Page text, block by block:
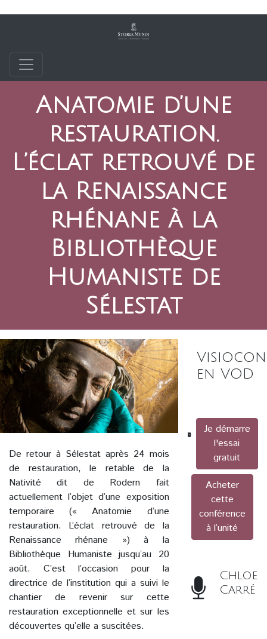
Anatomie d’une
restauration.
L’éclat retrouvé de
la Renaissance
rhénane à la
Bibliothèque
Humaniste de
Sélestat
De retour à Sélestat après 24 mois
de restauration, le retable de la
Nativité dit de Rodern fait
actuellement l’objet d’une exposition
temporaire (« Anatomie d’une
restauration. L’éclat retrouvé de la
Renaissance rhénane ») à la
Bibliothèque Humaniste jusqu’au 20
août. C’est l’occasion pour la
directrice de l’institution qui a suivi le
chantier de revenir sur cette
restauration exceptionnelle et sur les
découvertes qu’elle a suscitées.
en VOD
Je démarre
l'essai
gratuit
Acheter
cette
conférence
à l’unité
Chloe
Carré